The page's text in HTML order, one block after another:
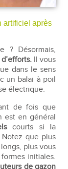
artificiel après
? Désormais,
Il vous
dans le sens
un balai à poil
électrique.
de fois que
est en général
courts si la
que plus
plus vous
initiales.
de gazon